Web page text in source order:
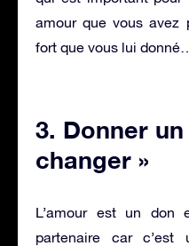
amour que vous avez
fort que vous lui
3. Donner
changer »
L’amour est un don
partenaire car c’est